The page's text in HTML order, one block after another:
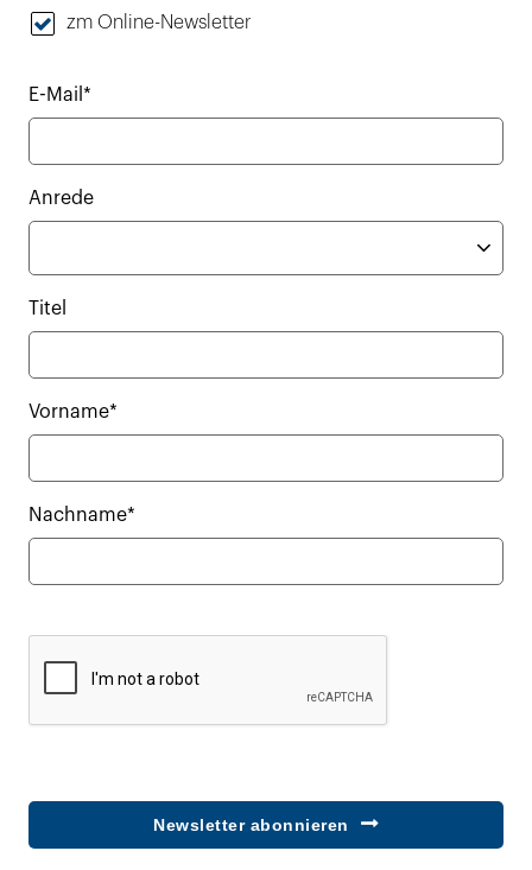
zm Online-Newsletter
E-Mail*
Anrede
Titel
Vorname*
Nachname*
Newsletter abonnieren